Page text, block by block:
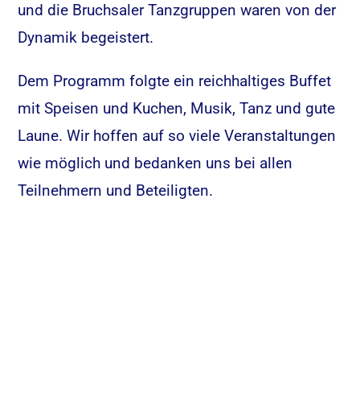
und die Bruchsaler Tanzgruppen waren von der
Dynamik begeistert.
Dem Programm folgte ein reichhaltiges Buffet
mit Speisen und Kuchen, Musik, Tanz und gute
Laune. Wir hoffen auf so viele Veranstaltungen
wie möglich und bedanken uns bei allen
Teilnehmern und Beteiligten.